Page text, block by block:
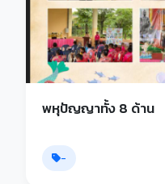
พหุปัญญาทั้ง 8 ด้าน
-